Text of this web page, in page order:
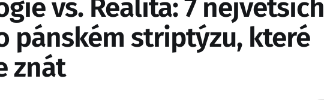
vs. Realita: 7 největších
pánském striptýzu, které
znát